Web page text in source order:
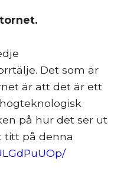
Det som är
är att det är ett
på hur det ser ut
titt på denna